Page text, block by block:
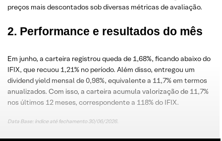
preços mais descontados sob diversas métricas de avaliação.
2. Performance e resultados do mês
Em junho, a carteira registrou queda de 1,68%, ficando abaixo do
IFIX, que recuou 1,21% no período. Além disso, entregou um
dividend yield mensal de 0,98%, equivalente a 11,7% em termos
anualizados. Com isso, a carteira acumula valorização de 11,7%
nos últimos 12 meses, correspondente a 118% do IFIX.
Data Base: índice até fechamento 30/06/2026.